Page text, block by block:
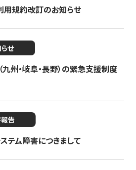
用規約改訂のお知らせ
せ
州・岐阜・長野）の緊急支援制度
告
テム障害につきまして